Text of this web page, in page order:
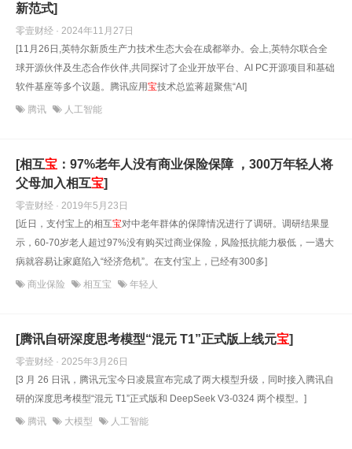
新范式]
零壹财经 · 2024年11月27日
[11月26日,英特尔新质生产力技术生态大会在成都举办。会上,英特尔联合全
球开源伙伴及生态合作伙伴,共同探讨了企业开放平台、AI PC开源项目和基础
软件基座等多个议题。腾讯应用宝技术总监蒋超聚焦“AI]
腾讯 人工智能
[相互宝 ：97%老年人没有商业保险保障 ，300万年轻人将
父母加入相互宝]
零壹财经 · 2019年5月23日
[近日，支付宝上的相互宝对中老年群体的保障情况进行了调研。调研结果显
示，60-70岁老人超过97%没有购买过商业保险，风险抵抗能力极低，一遇大
病就容易让家庭陷入“经济危机”。在支付宝上，已经有300多]
商业保险 相互宝 年轻人
[腾讯自研深度思考模型“混元 T1”正式版上线元宝]
零壹财经 · 2025年3月26日
[3 月 26 日讯，腾讯元宝今日凌晨宣布完成了两大模型升级，同时接入腾讯自
研的深度思考模型“混元 T1”正式版和 DeepSeek V3-0324 两个模型。]
腾讯 大模型 人工智能